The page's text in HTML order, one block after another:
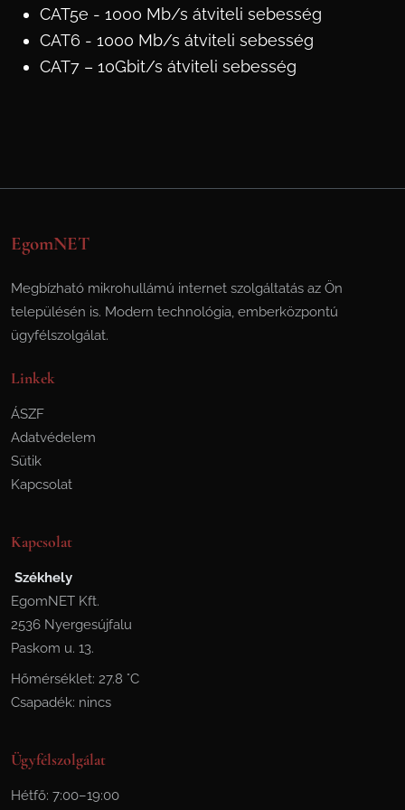
CAT5e - 1000 Mb/s átviteli sebesség
CAT6 - 1000 Mb/s átviteli sebesség
CAT7 – 10Gbit/s átviteli sebesség
EgomNET
Megbízható mikrohullámú internet szolgáltatás az Ön
településén is. Modern technológia, emberközpontú
ügyfélszolgálat.
Linkek
ÁSZF
Adatvédelem
Sütik
Kapcsolat
Kapcsolat
Székhely
EgomNET Kft.
2536 Nyergesújfalu
Paskom u. 13.
Hőmérséklet: 27.8 °C
Csapadék: nincs
Ügyfélszolgálat
Hétfő: 7:00–19:00